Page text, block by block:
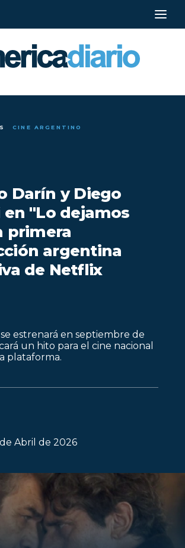
CINE ARGENTINO
Darín y Diego
"Lo dejamos
primera
argentina
de Netflix
estrenará en septiembre de
un hito para el cine nacional
plataforma.
Abril de 2026